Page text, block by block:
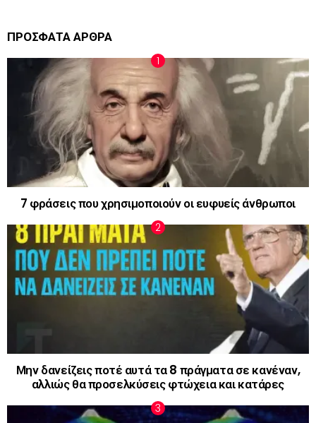
ΠΡΟΣΦΑΤΑ ΑΡΘΡΑ
7 φράσεις που χρησιμοποιούν οι ευφυείς άνθρωποι
Μην δανείζεις ποτέ αυτά τα 8 πράγματα σε κανέναν,
αλλιώς θα προσελκύσεις φτώχεια και κατάρες